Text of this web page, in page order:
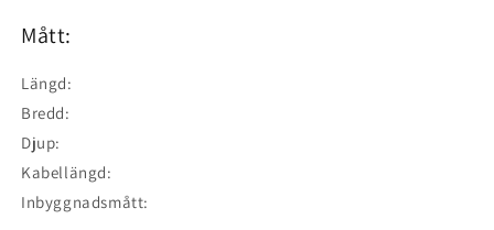
Mått:
Längd:
Bredd:
Djup:
Kabellängd:
Inbyggnadsmått: